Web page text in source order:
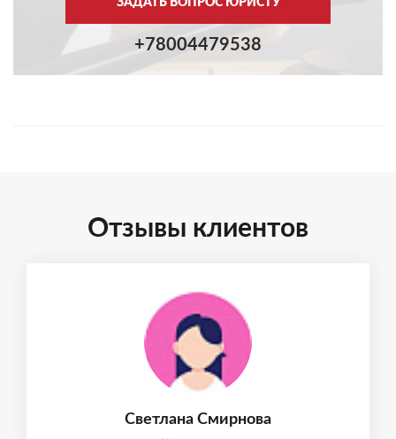
ЗАДАТЬ ВОПРОС ЮРИСТУ
+78004479538
Отзывы клиентов
Светлана Смирнова